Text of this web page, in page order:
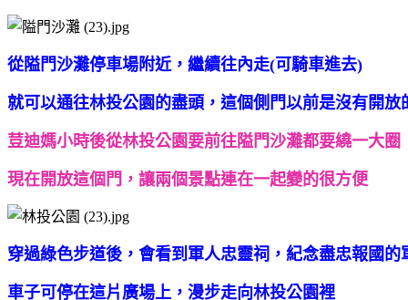
從隘門沙灘停車場附近，繼續往內走(可騎車進去)
就可以通往林投公園的盡頭， 這個側門以前是沒有開放
荳迪媽小時後從林投公園要前往隘門沙灘都要繞一大圈
現在開放這個門，讓兩個景點連在一起變的很方便
穿過綠色步道後，會看到軍人忠靈祠，紀念盡忠報國的
車子可停在這片廣場上，漫步走向林投公園裡